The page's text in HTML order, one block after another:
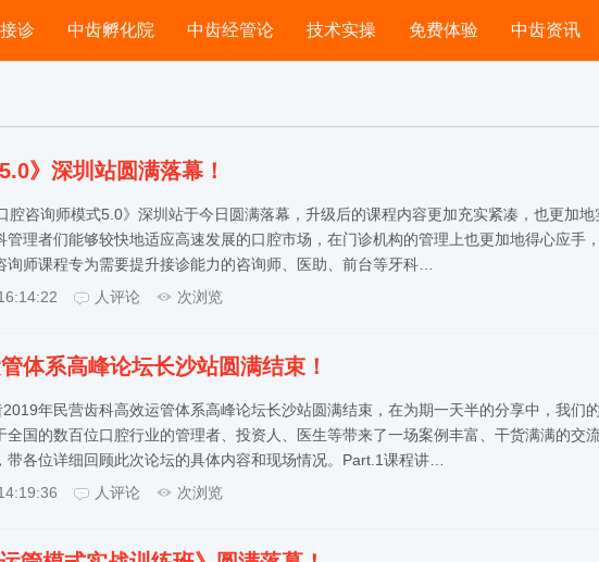
诊 中齿孵化院 中齿经管论 技术实操 免费体验 中齿资讯
》深圳站圆满落幕！
腔咨询师模式5.0》深圳站于今日圆满落幕，升级后的课程内容更加充实紧凑，也更加地
管理者们能够较快地适应高速发展的口腔市场，在门诊机构的管理上也更加地得心应手
询师课程专为需要提升接诊能力的咨询师、医助、前台等牙科…
人评论 次浏览
体系高峰论坛长沙站圆满结束！
年民营齿科高效运管体系高峰论坛长沙站圆满结束，在为期一天半的分享中，我们
全国的数百位口腔行业的管理者、投资人、医生等带来了一场案例丰富、干货满满的交
带各位详细回顾此次论坛的具体内容和现场情况。Part.1课程讲…
人评论 次浏览